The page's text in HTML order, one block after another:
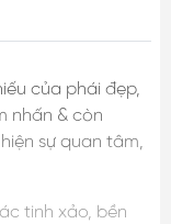
của phái đẹp,
nhấn & còn
sự quan tâm,
tinh xảo, bền